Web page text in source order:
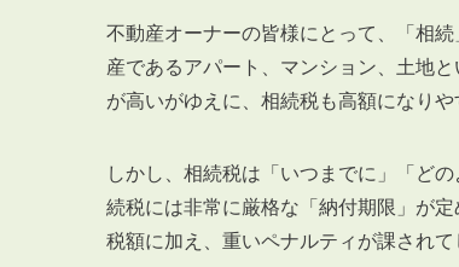
不動産オーナーの皆様にとって、「相
産であるアパート、マンション、土地
が高いがゆえに、相続税も高額になりや
しかし、相続税は「いつまでに」「ど
続税には非常に厳格な「納付期限」が
税額に加え、重いペナルティが課されて